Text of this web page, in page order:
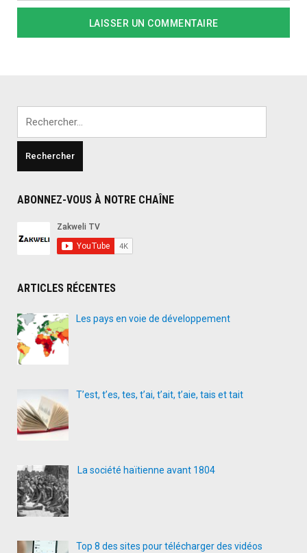
ABONNEZ-VOUS À NOTRE CHAÎNE
ARTICLES RÉCENTES
Les pays en voie de développement
T’est, t’es, tes, t’ai, t’ait, t’aie, tais et tait
La société haïtienne avant 1804
Top 8 des sites pour télécharger des vidéos